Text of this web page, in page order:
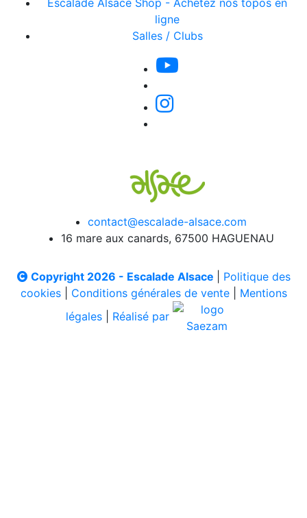
Escalade Alsace Shop - Achetez nos topos en
ligne
Salles / Clubs
contact@escalade-alsace.com
16 mare aux canards, 67500 HAGUENAU
Copyright 2026 - Escalade Alsace
Politique des
cookies| Conditions générales de vente| Mentions
légales
Réalisé par